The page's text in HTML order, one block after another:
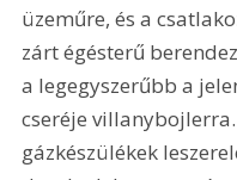
üzeműre, és a
zárt égésterű
a legegyszerűbb a
cseréje
gázkészülékek